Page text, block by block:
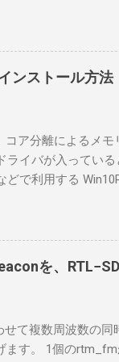
っともそんなに簡
示しながら、私な
下記のこれらものが
う。 無線機側(サ
操作側 (クライア
タのWindows 11が
イクなど。 そして
サーバPC、クライ
USB Hubの先に
マイコンとつなが
るようになってお
50002で交換でき
。 利用者側のクラ
ンストール方法
ア分離によるメ
ライバが入ってい
で利用する
実行すればよいの
ったです。 まず
た環境でしたので
るドライバを書き
notepad.exe inf.txt
: NetTrans クラス
08/2015
を、
て複数周波数の同
ます。 1個の